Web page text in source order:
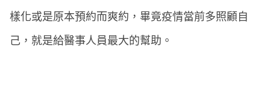
樣化或是原本預約而爽約，畢竟疫情當前多照顧自
己，就是給醫事人員最大的幫助。